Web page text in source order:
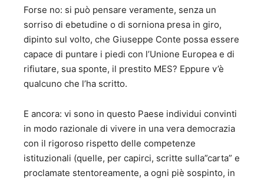
fuga dall’intimità” – Romanzo – Avagliano Editore 2015. 34.
“Canzoniere satirico” – Versi e Aforismi – Genesi Editrice
2015. 35. “Vissi d’arte” – Romanzo – Avagliano Editore
2018 36. “Fake-off” – Romanzo – Avagliano Editore 2919
37. “Tutti promossi a fine-anno” 38. “L’albero
dell’ignoranza” Romanzo (in prep.)
Forse no: si può pensare veramente, senza un
sorriso di ebetudine o di sorniona presa in giro,
dipinto sul volto, che Giuseppe Conte possa essere
capace di puntare i piedi con l’Unione Europea e di
rifiutare, sua sponte, il prestito MES? Eppure v’è
qualcuno che l’ha scritto.
E ancora: vi sono in questo Paese individui convinti
in modo razionale di vivere in una vera democrazia
con il rigoroso rispetto delle competenze
istituzionali (quelle, per capirci, scritte sulla”carta” e
proclamate stentoreamente, a ogni piè sospinto, in